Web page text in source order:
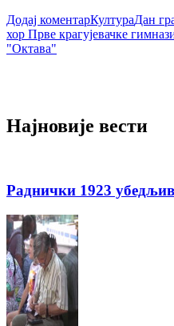
Додај коментарКултураДан
хор Прве крагујевачке
"Октава"
Најновије вести
Раднички 1923